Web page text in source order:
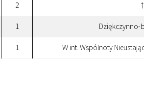
2
1 Dziękczynno-
1 W int. Wspólnoty